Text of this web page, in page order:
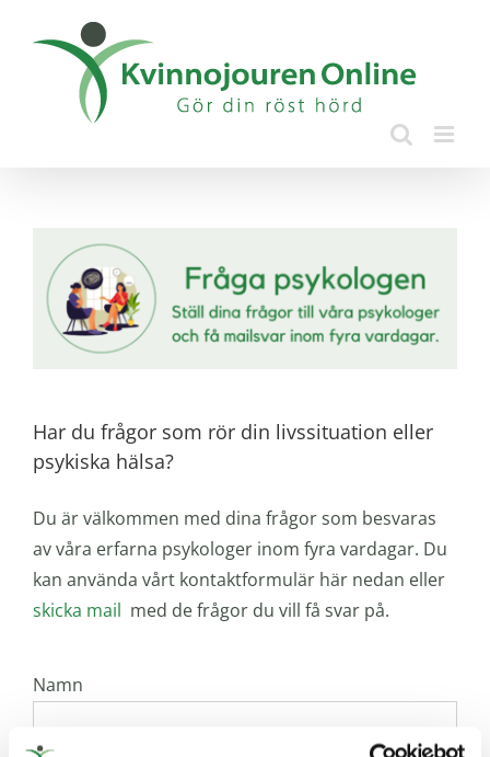
Har du frågor som rör din livssituation eller
psykiska hälsa?
Du är välkommen med dina frågor som besvaras
av våra erfarna psykologer inom fyra vardagar. Du
kan använda vårt kontaktformulär här nedan eller
skicka mail med de frågor du vill få svar på.
Namn